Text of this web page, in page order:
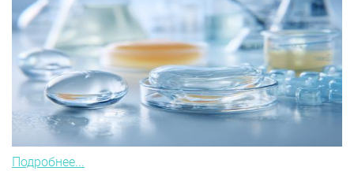
Подробнее...